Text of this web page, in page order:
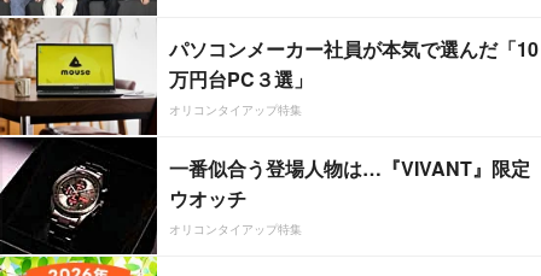
パソコンメーカー社員が本気で選んだ「10
万円台PC３選」
オリコンタイアップ特集
一番似合う登場人物は…『VIVANT』限定
ウオッチ
オリコンタイアップ特集